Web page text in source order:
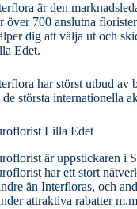
är den
över 700 anslutna
dig att välja ut och
Edet.
har störst utbud av
de största internationella
Lilla Edet
är uppstickaren i
har ett stort
än Interfloras, och
attraktiva rabatter